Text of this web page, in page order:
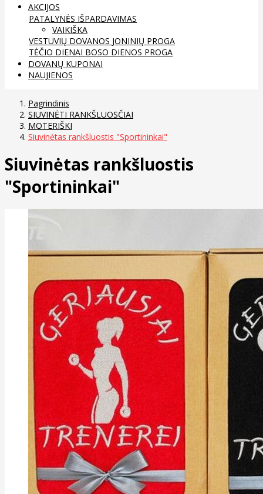
AKCIJOS
PATALYNĖS IŠPARDAVIMAS
VAIKIŠKA
VESTUVIŲ DOVANOS JONINIŲ PROGA
TĖČIO DIENAI BOSO DIENOS PROGA
DOVANŲ KUPONAI
NAUJIENOS
Pagrindinis
SIUVINĖTI RANKŠLUOSČIAI
MOTERIŠKI
Siuvinėtas rankšluostis "Sportininkai"
Siuvinėtas rankšluostis
"Sportininkai"